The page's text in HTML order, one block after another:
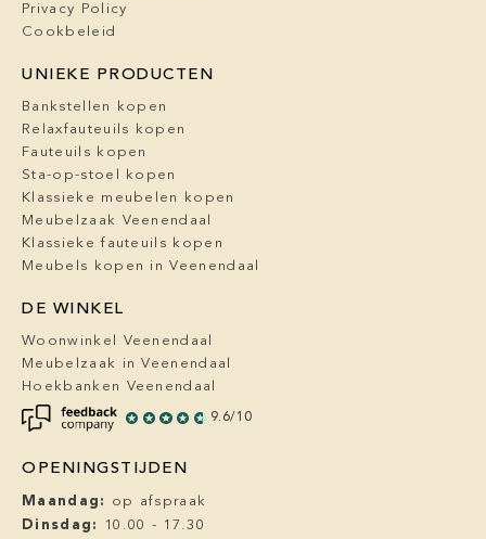
Privacy Policy
Cookbeleid
UNIEKE PRODUCTEN
Bankstellen kopen
Relaxfauteuils kopen
Fauteuils kopen
Sta-op-stoel kopen
Klassieke meubelen kopen
Meubelzaak Veenendaal
Klassieke fauteuils kopen
Meubels kopen in Veenendaal
DE WINKEL
Woonwinkel Veenendaal
Meubelzaak in Veenendaal
Hoekbanken Veenendaal
9.6/10
OPENINGSTIJDEN
Maandag: op afspraak
Dinsdag: 10.00 - 17.30